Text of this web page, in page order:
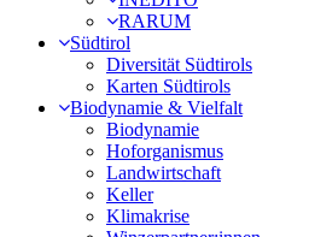
RARUM
Südtirol
Diversität Südtirols
Karten Südtirols
Biodynamie & Vielfalt
Biodynamie
Hoforganismus
Landwirtschaft
Keller
Klimakrise